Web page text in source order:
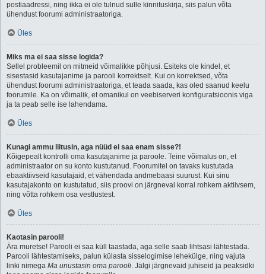
postiaadressi, ning ikka ei ole tulnud sulle kinnituskirja, siis palun võta
ühendust foorumi administraatoriga.
Üles
Miks ma ei saa sisse logida?
Sellel probleemil on mitmeid võimalikke põhjusi. Esiteks ole kindel, et
sisestasid kasutajanime ja parooli korrektselt. Kui on korrektsed, võta
ühendust foorumi administraatoriga, et teada saada, kas oled saanud keelu
foorumile. Ka on võimalik, et omanikul on veebiserveri konfiguratsioonis viga
ja ta peab selle ise lahendama.
Üles
Kunagi ammu liitusin, aga nüüd ei saa enam sisse?!
Kõigepealt kontrolli oma kasutajanime ja paroole. Teine võimalus on, et
administraator on su konto kustutanud. Foorumitel on tavaks kustutada
ebaaktiivseid kasutajaid, et vähendada andmebaasi suurust. Kui sinu
kasutajakonto on kustutatud, siis proovi on järgneval korral rohkem aktiivsem,
ning võtta rohkem osa vestlustest.
Üles
Kaotasin parooli!
Ära muretse! Parooli ei saa küll taastada, aga selle saab lihtsasi lähtestada.
Parooli lähtestamiseks, palun külasta sisselogimise lehekülge, ning vajuta
linki nimega Ma unustasin oma parooli. Jälgi järgnevaid juhiseid ja peaksidki